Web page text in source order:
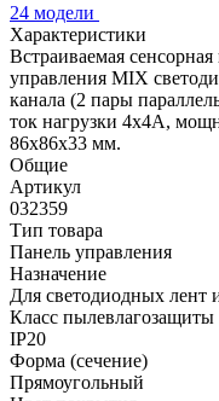
24 модели
Характеристики
Встраиваемая
управления MIX
канала (2 пары
ток нагрузки 4x4A,
86х86х33 мм.
Общие
Артикул
032359
Тип товара
Панель управления
Назначение
Для светодиодных
Класс пылевлагозащиты
IP20
Форма (сечение)
Прямоугольный